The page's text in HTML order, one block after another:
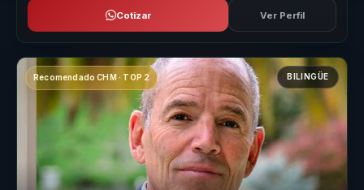
Cotizar Ver Perfil
Recomendado CHM · TOP 2 BILINGÜE